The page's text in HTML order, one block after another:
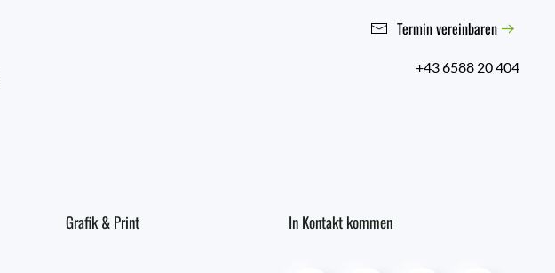
Termin vereinbaren
+43 6588 20 404
Grafik & Print In Kontakt kommen